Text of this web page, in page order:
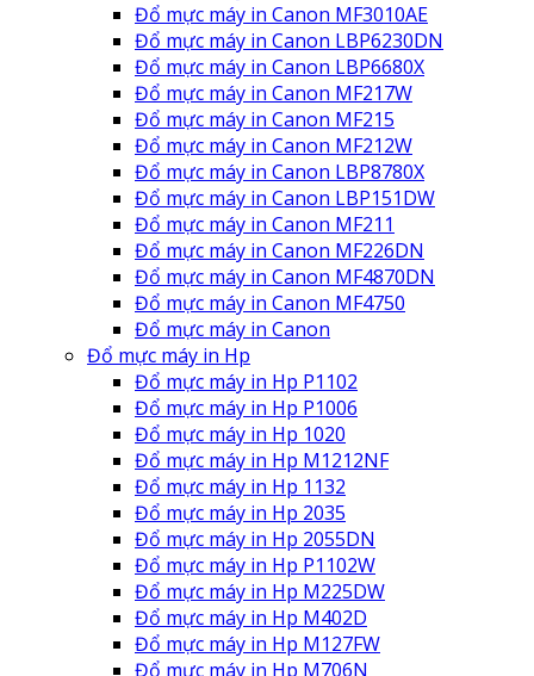
Đổ mực máy in Canon MF3010AE
Đổ mực máy in Canon LBP6230DN
Đổ mực máy in Canon LBP6680X
Đổ mực máy in Canon MF217W
Đổ mực máy in Canon MF215
Đổ mực máy in Canon MF212W
Đổ mực máy in Canon LBP8780X
Đổ mực máy in Canon LBP151DW
Đổ mực máy in Canon MF211
Đổ mực máy in Canon MF226DN
Đổ mực máy in Canon MF4870DN
Đổ mực máy in Canon MF4750
Đổ mực máy in Canon
Đổ mực máy in Hp
Đổ mực máy in Hp P1102
Đổ mực máy in Hp P1006
Đổ mực máy in Hp 1020
Đổ mực máy in Hp M1212NF
Đổ mực máy in Hp 1132
Đổ mực máy in Hp 2035
Đổ mực máy in Hp 2055DN
Đổ mực máy in Hp P1102W
Đổ mực máy in Hp M225DW
Đổ mực máy in Hp M402D
Đổ mực máy in Hp M127FW
Đổ mực máy in Hp M706N